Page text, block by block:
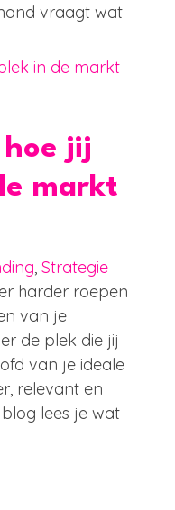
vraagt wat
hoe jij
markt
, Strategie
harder roepen
van je
de plek die jij
van je ideale
relevant en
lees je wat